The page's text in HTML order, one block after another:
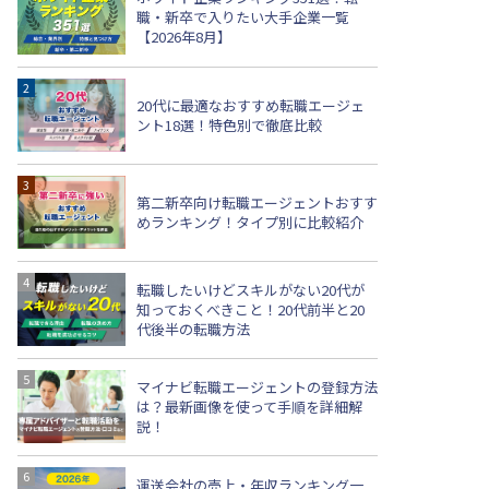
職・新卒で入りたい大手企業一覧
【2026年8月】
20代に最適なおすすめ転職エージェ
ント18選！特色別で徹底比較
第二新卒向け転職エージェントおすす
めランキング！タイプ別に比較紹介
転職したいけどスキルがない20代が
知っておくべきこと！20代前半と20
代後半の転職方法
マイナビ転職エージェントの登録方法
は？最新画像を使って手順を詳細解
説！